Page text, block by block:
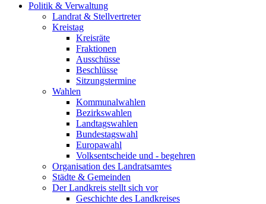
Politik & Verwaltung
Landrat & Stellvertreter
Kreistag
Kreisräte
Fraktionen
Ausschüsse
Beschlüsse
Sitzungstermine
Wahlen
Kommunalwahlen
Bezirkswahlen
Landtagswahlen
Bundestagswahl
Europawahl
Volksentscheide und - begehren
Organisation des Landratsamtes
Städte & Gemeinden
Der Landkreis stellt sich vor
Geschichte des Landkreises